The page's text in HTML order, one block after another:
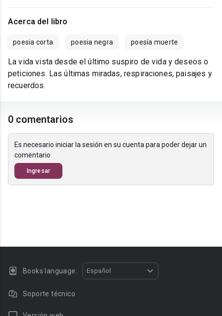
Acerca del libro
poesia corta poesia negra poesía muerte
La vida vista desde el último suspiro de vida y deseos o
peticiones. Las últimas miradas, respiraciones, paisajes y
recuerdos.
0 comentarios
Es necesario iniciar la sesión en su cuenta para poder dejar un
comentario
Ingresar
Books language: Español
Soporte técnico